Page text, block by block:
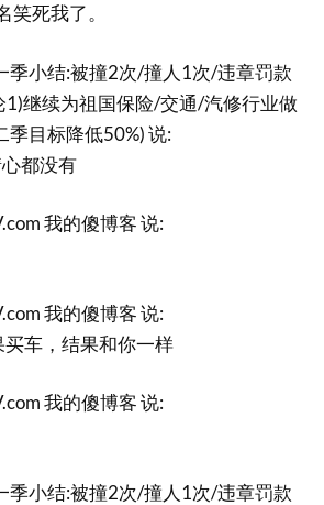
笑死我了。
季小结:被撞2次/撞人1次/违章罚款
继续为祖国保险/交通/汽修行业做
季目标降低50%) 说:
都没有
我的傻博客 说:
我的傻博客 说:
车，结果和你一样
我的傻博客 说:
季小结:被撞2次/撞人1次/违章罚款